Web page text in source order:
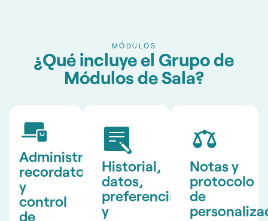
MÓDULOS
¿Qué incluye el Grupo de
Módulos de Sala?
Administración,
recordatorios
y
control
de
Historial,
datos,
preferencias
y
Notas y
protocolo
de